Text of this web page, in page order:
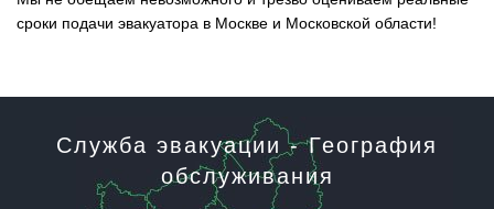
сроки подачи эвакуатора в Москве и Московской области!
Служба эвакуации - География
обслуживания